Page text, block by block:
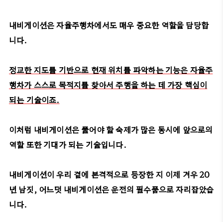
내비게이션은 자율주행차에서도 매우 중요한 역할을 담당합
니다.
정교한 지도를 기반으로 현재 위치를 파악하는 기능은 자율주
행차가 스스로 목적지를 찾아서 주행을 하는 데 가장 핵심이
되는 기술이죠.
이처럼 내비게이션은 풀어야 할 숙제가 많은 동시에 앞으로의
역할 또한 기대가 되는 기술입니다.
내비게이션이 우리 곁에 본격적으로 등장한 지 이제 겨우 20
년 남짓, 어느덧 내비게이션은 운전의 필수품으로 자리잡았습
니다.